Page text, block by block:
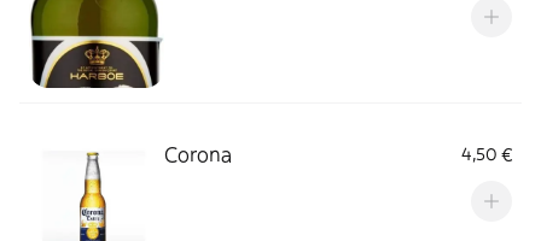
Corona 4,50 €